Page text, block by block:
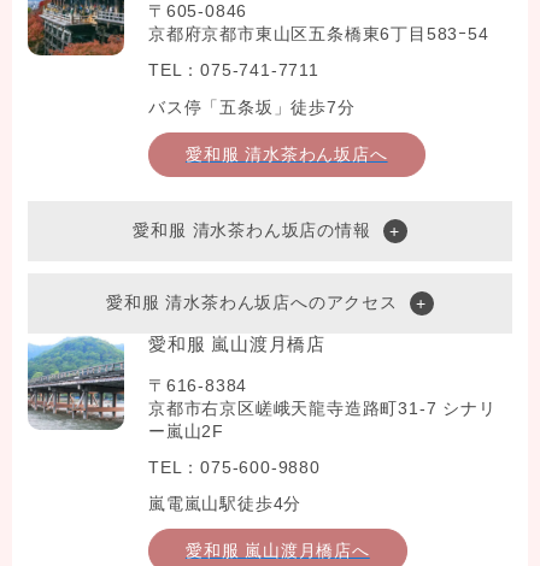
〒605-0846
京都府京都市東山区五条橋東6丁目583ｰ54
TEL：075-741-7711
バス停「五条坂」徒歩7分
愛和服 清水茶わん坂店へ
愛和服 清水茶わん坂店の情報
愛和服 清水茶わん坂店へのアクセス
愛和服 嵐山渡月橋店
〒616-8384
京都市右京区嵯峨天龍寺造路町31-7 シナリ
ー嵐山2F
TEL：075-600-9880
嵐電嵐山駅徒歩4分
愛和服 嵐山渡月橋店へ